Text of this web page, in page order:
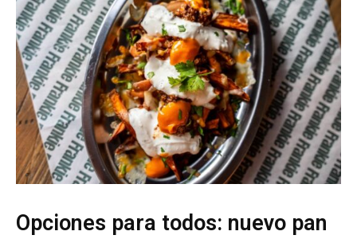
Opciones para todos: nuevo pan